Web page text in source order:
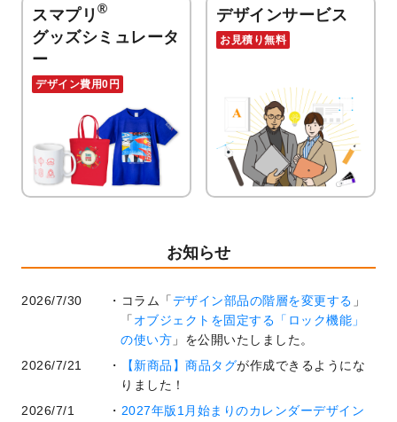
スマプリ ®
グッズシミュレータ
ー
デザイン費用0円
デザインサービス
お見積り無料
お知らせ
2026/7/30 コラム「デザイン部品の階層を変更する 」
「 オブジェクトを固定する「ロック機能」
の使い方 」を公開いたしました。
2026/7/21
【新商品】商品タグが作成できるようにな
りました！
2026/7/1
2027年版1月始まりのカレンダーデザイン